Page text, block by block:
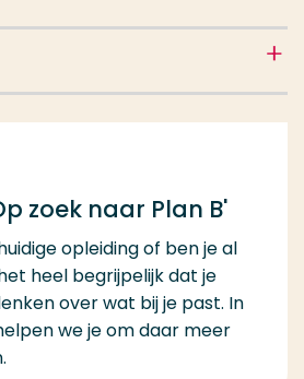
zoek naar Plan B'
opleiding of ben je al
heel begrijpelijk dat je
over wat bij je past. In
we je om daar meer